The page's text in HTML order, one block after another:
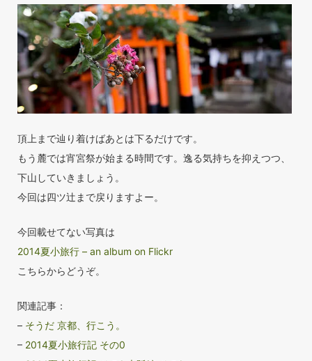
頂上まで辿り着けばあとは下るだけです。
もう麓では宵宮祭が始まる時間です。逸る気持ちを抑えつつ、
下山していきましょう。
今回は四ツ辻まで戻りますよー。
今回載せてない写真は
2014夏小旅行 – an album on Flickr
こちらからどうぞ。
関連記事：
– そうだ 京都、行こう。
– 2014夏小旅行記 その0